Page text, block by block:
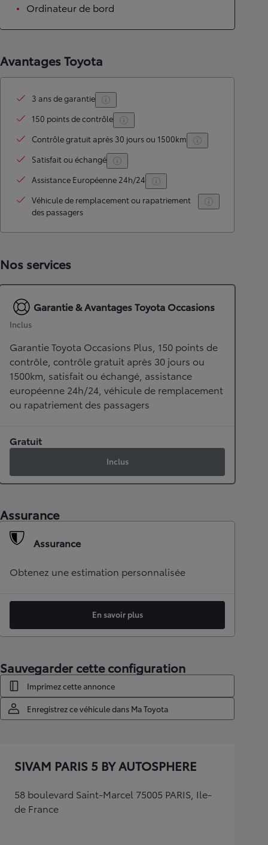
Ordinateur de bord
Avantages Toyota
3 ans de garantie
150 points de contrôle
Contrôle gratuit après 30 jours ou 1500km
Satisfait ou échangé
Assistance Européenne 24h/24
Véhicule de remplacement ou rapatriement
des passagers
Nos services
Garantie & Avantages Toyota Occasions
Inclus
Garantie Toyota Occasions Plus, 150 points de
contrôle, contrôle gratuit après 30 jours ou
1500km, satisfait ou échangé, assistance
européenne 24h/24, véhicule de remplacement
ou rapatriement des passagers
Gratuit
Inclus
Assurance
Assurance
Obtenez une estimation personnalisée
En savoir plus
Sauvegarder cette configuration
Imprimez cette annonce
Enregistrez ce véhicule dans Ma Toyota
SIVAM PARIS 5 BY AUTOSPHERE
58 boulevard Saint-Marcel 75005 PARIS, Ile-
de France